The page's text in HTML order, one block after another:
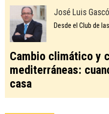
José Luis Gascó
Desde el Club de
Cambio climático y
mediterráneas:
casa